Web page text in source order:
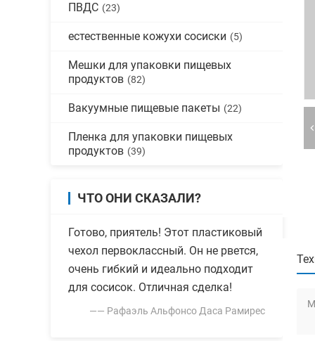
ПВДС (23)
естественные кожухи сосиски (5)
Мешки для упаковки пищевых
продуктов (82)
Вакуумные пищевые пакеты (22)
Пленка для упаковки пищевых
продуктов (39)
ЧТО ОНИ СКАЗАЛИ?
Готово, приятель! Этот пластиковый
чехол первоклассный. Он не рвется,
очень гибкий и идеально подходит
для сосисок. Отличная сделка!
—— Рафаэль Альфонсо Даса Рамирес